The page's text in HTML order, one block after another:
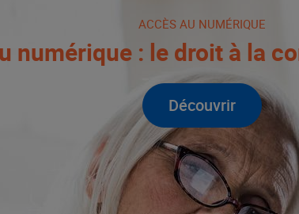
ACCÈS AU NUMÉRIQUE
numérique : le droit à la
Découvrir